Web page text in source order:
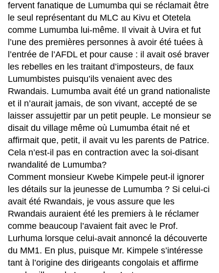
fervent fanatique de Lumumba qui se réclamait être
le seul représentant du MLC au Kivu et Otetela
comme Lumumba lui-même. Il vivait à Uvira et fut
l’une des premières personnes à avoir été tuées à
l’entrée de l’AFDL et pour cause : il avait osé braver
les rebelles en les traitant d’imposteurs, de faux
Lumumbistes puisqu’ils venaient avec des
Rwandais. Lumumba avait été un grand nationaliste
et il n’aurait jamais, de son vivant, accepté de se
laisser assujettir par un petit peuple. Le monsieur se
disait du village même où Lumumba était né et
affirmait que, petit, il avait vu les parents de Patrice.
Cela n’est-il pas en contraction avec la soi-disant
rwandalité de Lumumba?
Comment monsieur Kwebe Kimpele peut-il ignorer
les détails sur la jeunesse de Lumumba ? Si celui-ci
avait été Rwandais, je vous assure que les
Rwandais auraient été les premiers à le réclamer
comme beaucoup l’avaient fait avec le Prof.
Lurhuma lorsque celui-avait annoncé la découverte
du MM1. En plus, puisque Mr. Kimpele s’intéresse
tant à l’origine des dirigeants congolais et affirme